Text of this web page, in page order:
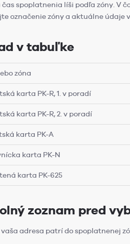
čas spoplatnenia líši podľa zóny. V
označenie zóny a aktuálne údaje
v tabuľke
zóna
karta PK-R, 1. v poradí
karta PK-R, 2. v poradí
karta PK-A
karta PK-N
karta PK-625
zoznam pred
adresa patrí do spoplatnenej